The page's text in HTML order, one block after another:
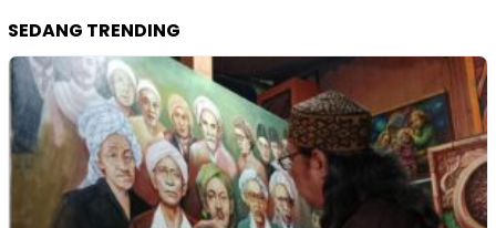
SEDANG TRENDING